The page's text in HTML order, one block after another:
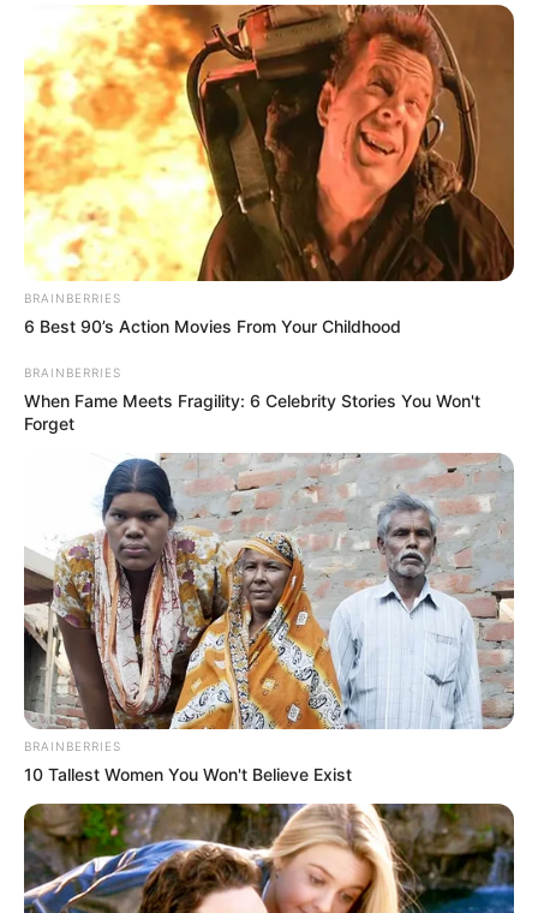
BRAINBERRIES
6 Best 90’s Action Movies From Your Childhood
BRAINBERRIES
When Fame Meets Fragility: 6 Celebrity Stories You Won't
Forget
BRAINBERRIES
10 Tallest Women You Won't Believe Exist